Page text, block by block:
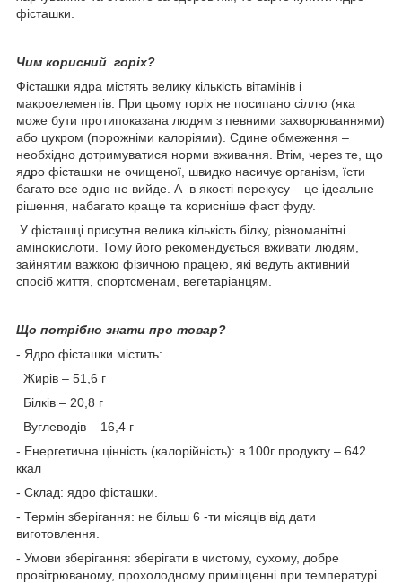
фісташки.
Чим корисний горіх?
Фісташки ядра містять велику кількість вітамінів і
макроелементів. При цьому горіх не посипано сіллю (яка
може бути протипоказана людям з певними захворюваннями)
або цукром (порожніми калоріями). Єдине обмеження –
необхідно дотримуватися норми вживання. Втім, через те, що
ядро фісташки не очищеної, швидко насичує організм, їсти
багато все одно не вийде. А в якості перекусу – це ідеальне
рішення, набагато краще та корисніше фаст фуду.
У фісташці присутня велика кількість білку, різноманітні
амінокислоти. Тому його рекомендується вживати людям,
зайнятим важкою фізичною працею, які ведуть активний
спосіб життя, спортсменам, вегетаріанцям.
Що потрібно знати про товар?
- Ядро фісташки містить:
Жирів – 51,6 г
Білків – 20,8 г
Вуглеводів – 16,4 г
- Енергетична цінність (калорійність): в 100г продукту – 642
ккал
- Склад: ядро фісташки.
- Термін зберігання: не більш 6 -ти місяців від дати
виготовлення.
- Умови зберігання: зберігати в чистому, сухому, добре
провітрюваному, прохолодному приміщенні при температурі